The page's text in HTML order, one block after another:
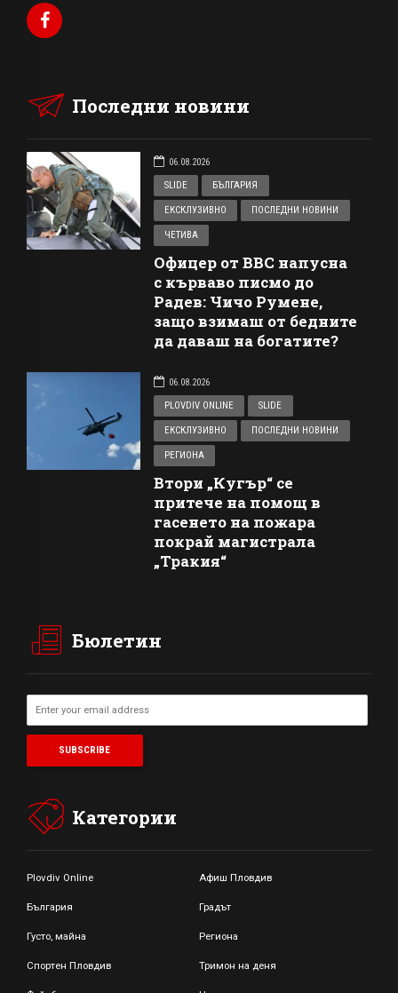
Последни новини
06.08.2026
SLIDE
БЪЛГАРИЯ
ЕКСКЛУЗИВНО ПОСЛЕДНИ НОВИНИ
ЧЕТИВА
Офицер от ВВС напусна
с кърваво писмо до
Радев: Чичо Румене,
защо взимаш от бедните
да даваш на богатите?
06.08.2026
PLOVDIV ONLINE
SLIDE
ЕКСКЛУЗИВНО ПОСЛЕДНИ НОВИНИ
РЕГИОНА
Втори „Кугър“ се
притече на помощ в
гасенето на пожара
покрай магистрала
„Тракия“
Бюлетин
Категории
Plovdiv Online Афиш Пловдив
България Градът
Густо, майна Региона
Спортен Пловдив Тримон на деня